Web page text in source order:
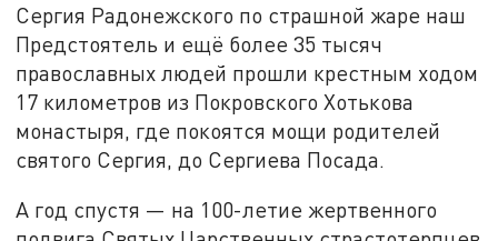
Сергия Радонежского по страшной жаре наш
Предстоятель и ещё более 35 тысяч
православных людей прошли крестным ходом
17 километров из Покровского Хотькова
монастыря, где покоятся мощи родителей
святого Сергия, до Сергиева Посада.
А год спустя — на 100-летие жертвенного